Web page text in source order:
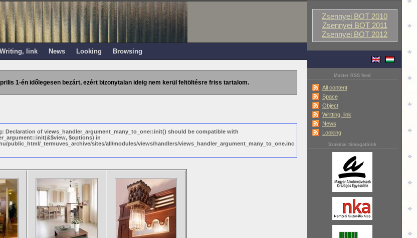
Zsennyei BOT 2010
Zsennyei BOT 2011
Zsennyei BOT 2012
Master RSS feed
All content
Space
Object
Writting, link
News
Looking
Szakmai támogatóink
Writing, link News Looking Browsing
1-én időlegesen bezárt, ezért bizonytalan ideig nem kerül feltöltésre friss tartalom.
Declaration of views_handler_argument_many_to_one::init() should be compatible with
$options) in
public_html/_termuves_archive/sites/all/modules/views/handlers/views_handler_argument_many_to_one.inc